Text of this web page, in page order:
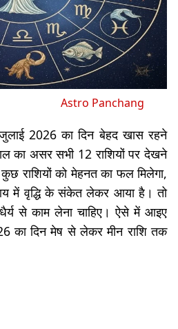
Astro Panchang
जुलाई 2026 का दिन बेहद खास रहने
का असर सभी 12 राशियों पर देखने
राशियों को मेहनत का फल मिलेगा,
में वृद्धि के संकेत लेकर आया है। तो
से काम लेना चाहिए। ऐसे में आइए
का दिन मेष से लेकर मीन राशि तक